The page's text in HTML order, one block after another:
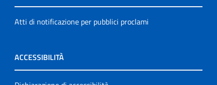
Atti di notificazione per pubblici proclami
ACCESSIBILITÀ